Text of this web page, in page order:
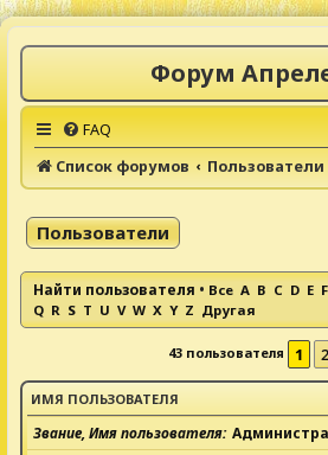
Форум
FAQ
Список форумов
Пользователи
Пользователи
Найти пользователя • Все A B C D E F
Q R S T U V W X Y Z Другая
43 пользователя 1 2
ИМЯ ПОЛЬЗОВАТЕЛЯ
Звание, Имя пользователя